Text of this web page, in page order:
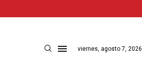
viernes, agosto 7, 2026